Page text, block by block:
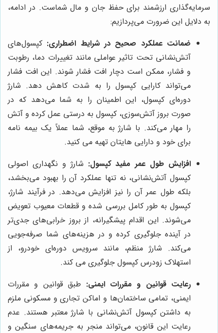
سرمایه‌گذاری ارزشمند برای حفظ جان و مال شماست. در ادامه،
به دلایل این ضرورت می‌پردازیم:
ضمانت عملکرد صحیح در شرایط اضطراری: کپسول‌های
آتش‌نشانی تحت تاثیر عواملی مانند تغییرات دما، رطوبت
و فشار، ممکن است دچار افت فشار شوند. این افت فشار
می‌تواند کارایی کپسول را به شدت کاهش دهد. شارژ
دوره‌ای کپسول، این اطمینان را به شما می‌دهد که در
صورت بروز آتش‌سوزی، کپسول به درستی عمل کرده و آتش
را مهار می‌کند. با شارژ به موقع، شما عملاً یک بیمه نامه
برای خود و دارایی هایتان تهیه می کنید.
افزایش طول عمر مفید کپسول: شارژ و نگهداری اصولی
کپسول آتش‌نشانی، نه تنها عملکرد آن را بهبود می‌بخشد،
بلکه طول عمر آن را نیز افزایش می‌دهد. در فرآیند شارژ،
کپسول به طور کامل بررسی شده و قطعات معیوب تعویض
می‌شوند. این اقدام پیشگیرانه، از بروز خرابی‌های جدی‌تر
در آینده جلوگیری کرده و در هزینه‌های شما صرفه‌جویی
می‌کند. شارژ منظم، مانند سرویس دوره‌ای خودرو، از
استهلاک زودرس کپسول جلوگیری می کند.
رعایت قوانین و مقررات ایمنی: طبق قوانین و مقررات
ایمنی، تمامی ساختمان‌ها و اماکن تجاری و مسکونی ملزم
به داشتن کپسول آتش‌نشانی با شارژ معتبر هستند. عدم
رعایت این قانون، می‌تواند منجر به جریمه‌های سنگین و